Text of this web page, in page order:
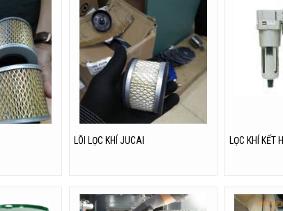
LÕI LỌC KHÍ JUCAI LỌC KHÍ KẾT